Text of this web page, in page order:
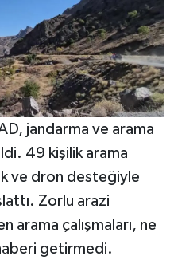
jandarma ve arama
49 kişilik arama
ve dron desteğiyle
Zorlu arazi
arama çalışmaları, ne
getirmedi.